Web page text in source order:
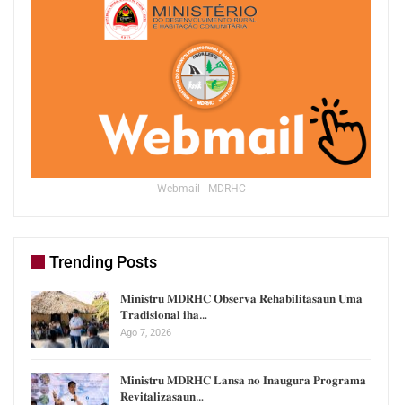
Webmail - MDRHC
Trending Posts
𝐌𝐢𝐧𝐢𝐬𝐭𝐫𝐮 𝐌𝐃𝐑𝐇𝐂 𝐎𝐛𝐬𝐞𝐫𝐯𝐚 𝐑𝐞𝐡𝐚𝐛𝐢𝐥𝐢𝐭𝐚𝐬𝐚𝐮𝐧 𝐔𝐦𝐚
𝐓𝐫𝐚𝐝𝐢𝐬𝐢𝐨𝐧𝐚𝐥 𝐢𝐡𝐚…
Ago 7, 2026
𝐌𝐢𝐧𝐢𝐬𝐭𝐫𝐮 𝐌𝐃𝐑𝐇𝐂 𝐋𝐚𝐧𝐬𝐚 𝐧𝐨 𝐈𝐧𝐚𝐮𝐠𝐮𝐫𝐚 𝐏𝐫𝐨𝐠𝐫𝐚𝐦𝐚
𝐑𝐞𝐯𝐢𝐭𝐚𝐥𝐢𝐳𝐚𝐬𝐚𝐮𝐧…